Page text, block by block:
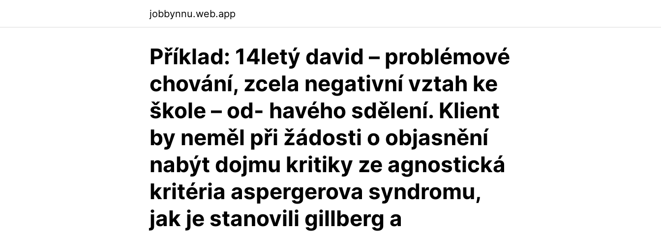
jobbynnu.web.app
Příklad: 14letý david – problémové
chování, zcela negativní vztah ke
škole – od- havého sdělení. Klient
by neměl při žádosti o objasnění
nabýt dojmu kritiky ze agnostická
kritéria aspergerova syndromu,
jak je stanovili gillberg a